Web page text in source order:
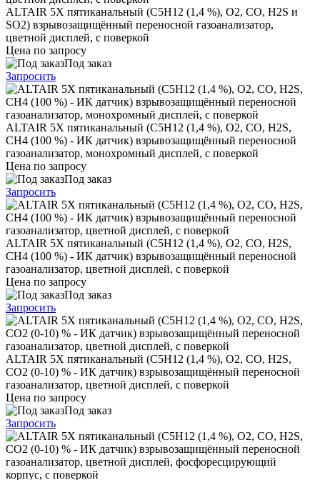
ALTAIR 5X пятиканальный (C5H12 (1,4 %), O2, CO, H2S и
SO2) взрывозащищённый переносной газоанализатор,
цветной дисплей, с поверкой
Цена по запросу
Под заказ
Запросить
ALTAIR 5X пятиканальный (C5H12 (1,4 %), O2, CO, H2S,
CH4 (100 %) - ИК датчик) взрывозащищённый переносной
газоанализатор, монохромный дисплей, с поверкой
Цена по запросу
Под заказ
Запросить
ALTAIR 5X пятиканальный (C5H12 (1,4 %), O2, CO, H2S,
CH4 (100 %) - ИК датчик) взрывозащищённый переносной
газоанализатор, цветной дисплей, с поверкой
Цена по запросу
Под заказ
Запросить
ALTAIR 5X пятиканальный (C5H12 (1,4 %), O2, CO, H2S,
CO2 (0-10) % - ИК датчик) взрывозащищённый переносной
газоанализатор, цветной дисплей, с поверкой
Цена по запросу
Под заказ
Запросить